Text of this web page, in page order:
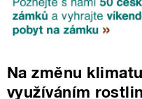
Na změnu
využíváním